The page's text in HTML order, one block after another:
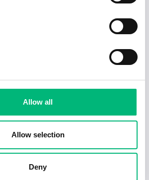
Allow all
Allow selection
Deny
chef – och hur du hanterar